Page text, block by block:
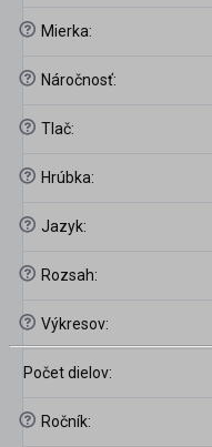
? Mierka:
? Náročnosť:
? Tlač:
? Hrúbka:
? Jazyk:
? Rozsah:
? Výkresov:
Počet dielov:
? Ročník: